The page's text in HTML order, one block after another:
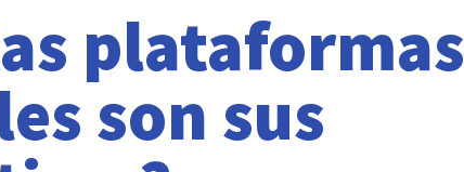
plataformas
son sus